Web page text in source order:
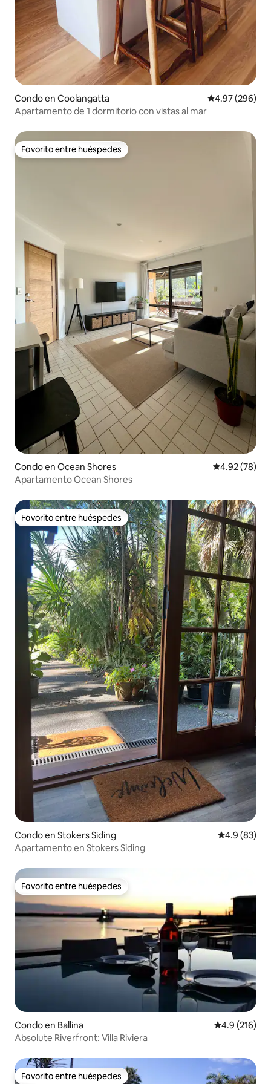
Condo en Coolangatta Calificación
4.97 (296)
Apartamento de 1 dormitorio con vistas al mar
Favorito entre huéspedes
Favorito entre huéspedes
Condo en Ocean Shores Calificación
4.92 (78)
Apartamento Ocean Shores
Favorito entre huéspedes
Favorito entre huéspedes
Condo en Stokers Siding Calificación
4.9 (83)
Apartamento en Stokers Siding
Favorito entre huéspedes
Favorito entre huéspedes
Condo en Ballina Calificación
4.9 (216)
Absolute Riverfront: Villa Riviera
Favorito entre huéspedes
Favorito entre huéspedes